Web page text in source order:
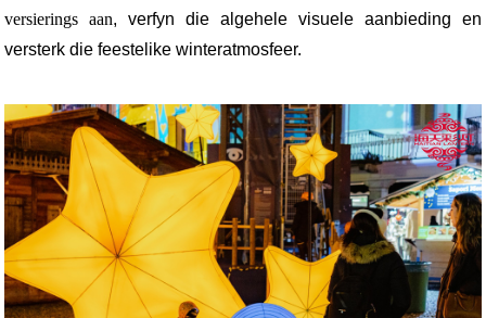
versierings aan, verfyn die algehele visuele aanbieding en
versterk die feestelike winteratmosfeer.